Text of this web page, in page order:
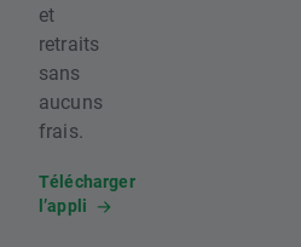
et
retraits
sans
aucuns
frais.
Télécharger
l’appli